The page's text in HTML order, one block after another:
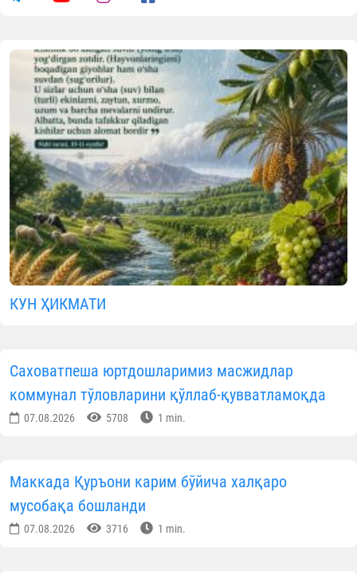
КУН ҲИКМАТИ
Саховатпеша юртдошларимиз масжидлар
коммунал тўловларини қўллаб-қувватламоқда
07.08.2026 5708 1 min.
Маккада Қуръони карим бўйича халқаро
мусобақа бошланди
07.08.2026 3716 1 min.